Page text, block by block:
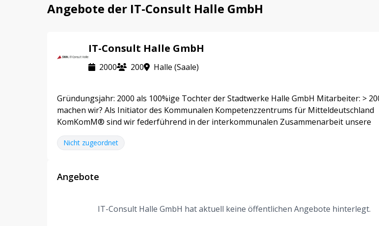
Angebote der IT-Consult Halle GmbH
IT-Consult Halle GmbH
2000 200 Halle (Saale)
Gründungsjahr: 2000 als 100%ige Tochter der Stadtwerke Halle GmbH Mitarbeiter: >
machen wir? Als Initiator des Kommunalen Kompetenzzentrums für Mitteldeutschland
KomKomM® sind wir federführend in der interkommunalen Zusammenarbeit unsere
Nicht zugeordnet
Angebote
IT-Consult Halle GmbH hat aktuell keine öffentlichen Angebote hinterlegt.